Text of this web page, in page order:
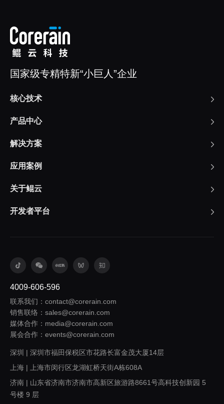
国家级专精特新“小巨人”企业
核心技术
产品中心
解决方案
应用案例
关于鲲云
开发者平台
4009-606-596
联系我们：contact@corerain.com
销售联络：sales@corerain.com
媒体合作：media@corerain.com
展会合作：events@corerain.com
深圳 | 深圳市福田保税区市花路长富金茂大厦14层
上海 | 上海市闵行区龙湖虹桥天街A栋608A
济南 | 山东省济南市济南市高新区旅游路8661号高科技创新园 5
号楼 9 层